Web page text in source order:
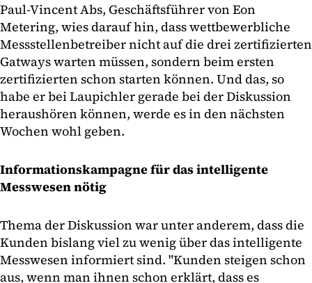
Paul-Vincent Abs, Geschäftsführer von Eon
Metering, wies darauf hin, dass wettbewerbliche
Messstellenbetreiber nicht auf die drei zertifizierten
Gatways warten müssen, sondern beim ersten
zertifizierten schon starten können. Und das, so
habe er bei Laupichler gerade bei der Diskussion
heraushören können, werde es in den nächsten
Wochen wohl geben.
Informationskampagne für das intelligente
Messwesen nötig
Thema der Diskussion war unter anderem, dass die
Kunden bislang viel zu wenig über das intelligente
Messwesen informiert sind. "Kunden steigen schon
aus, wenn man ihnen schon erklärt, dass es